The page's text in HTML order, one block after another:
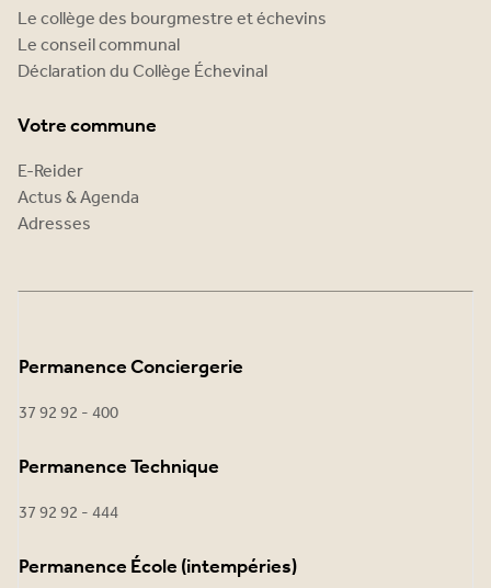
Le collège des bourgmestre et échevins
Le conseil communal
Déclaration du Collège Échevinal
Votre commune
E-Reider
Actus & Agenda
Adresses
Permanence Conciergerie
37 92 92 - 400
Permanence Technique
37 92 92 - 444
Permanence École (intempéries)